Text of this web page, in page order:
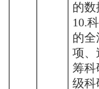
的数
10.
的全
项、
筹
级科